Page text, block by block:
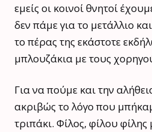
εμείς οι κοινοί θνητοί
δεν πάμε για το μετάλλιο
το πέρας της εκάστοτε
μπλουζάκια με τους
Για να πούμε και την
ακριβώς το λόγο που
τριπάκι. Φίλος, φίλου